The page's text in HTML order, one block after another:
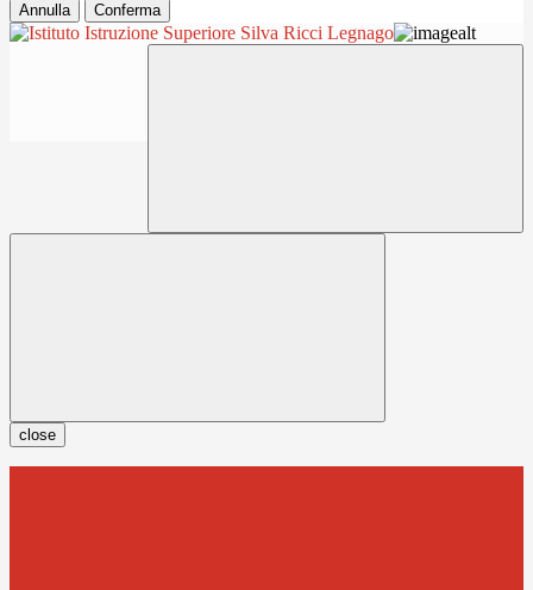
Annulla Conferma
close